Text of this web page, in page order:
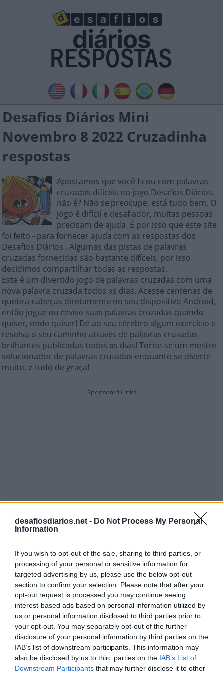
desafiosdiarios.net - Do Not Process My Personal
Information
If you wish to opt-out of the sale, sharing to third parties, or
processing of your personal or sensitive information for
targeted advertising by us, please use the below opt-out
section to confirm your selection. Please note that after your
opt-out request is processed you may continue seeing
interest-based ads based on personal information utilized by
us or personal information disclosed to third parties prior to
your opt-out. You may separately opt-out of the further
disclosure of your personal information by third parties on the
IAB’s list of downstream participants. This information may
also be disclosed by us to third parties on the IAB’s List of
Downstream Participants that may further disclose it to other
Desafios Diários Mini
Novembro 8 2022 Cruzadinha
respostas
Apostamos que você ficou com palavras
cruzadas difíceis no jogo Desafios Diários,
não é? Não se preocupe, está tudo bem. O
jogo é difícil e desafiador, muitas pessoas
precisam de ajuda. É por isso que este site
foi feito - para fornecer ajuda com as respostas dos
Desafios Diários . Algumas das pistas de palavras
cruzadas fornecidas são bastante difíceis, por isso
decidimos compartilhar todas as respostas.
Este é um divertido jogo de palavras cruzadas com uma
nova palavra cruzada todos os dias. Acesse centenas de
quebra-cabeças diretamente no seu dispositivo Android,
então jogue ou revise suas palavras cruzadas quando
quiser, onde quiser! Dê ao seu cérebro algum exercício e
resolva o seu caminho através de palavras cruzadas
brilhantes publicadas todos os dias! Torne-se um mestre
solucionador de palavras cruzadas enquanto se diverte
muito, e tudo de graça!
Mini Novembro 8 2022 Cruzadinha
M A U
S
I
N F
O